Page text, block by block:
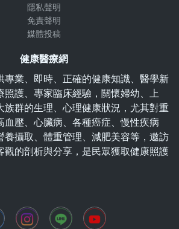
隱私聲明
免責聲明
媒體投稿
健康醫療網
專業、即時、正確的健康知識、醫學新
照護、專家臨床經驗，關懷婦幼、上
族群的生理、心理健康狀況，尤其對重
血壓、心臟病、各種癌症、慢性疾病
養攝取、體重管理、減肥美容等，邀訪
觀的剖析與分享，是民眾獲取健康照護